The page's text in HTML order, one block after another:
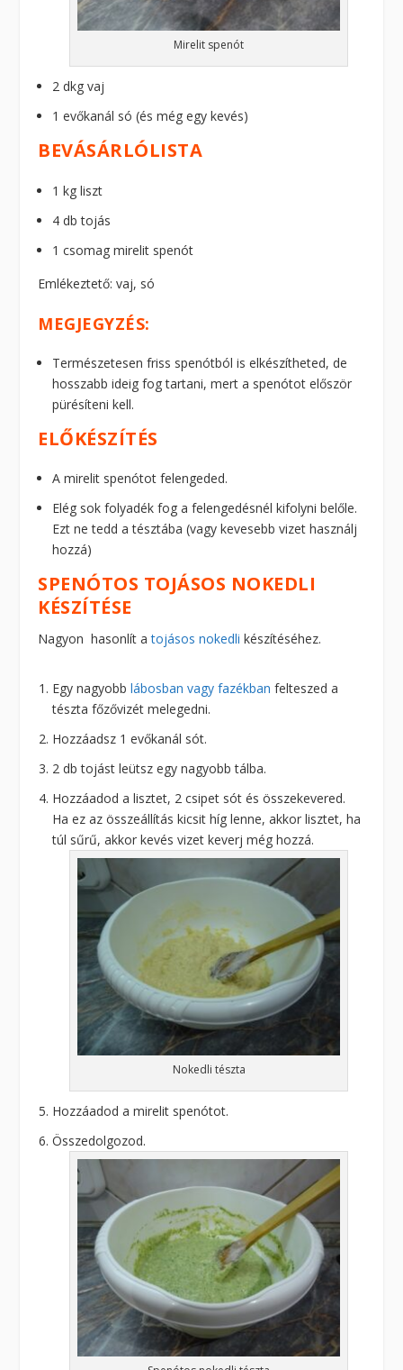
Mirelit spenót
2 dkg vaj
1 evőkanál só (és még egy kevés)
BEVÁSÁRLÓLISTA
1 kg liszt
4 db tojás
1 csomag mirelit spenót
Emlékeztető: vaj, só
MEGJEGYZÉS:
Természetesen friss spenótból is elkészítheted, de
hosszabb ideig fog tartani, mert a spenótot először
pürésíteni kell.
ELŐKÉSZÍTÉS
A mirelit spenótot felengeded.
Elég sok folyadék fog a felengedésnél kifolyni belőle.
Ezt ne tedd a tésztába (vagy kevesebb vizet használj
hozzá)
SPENÓTOS TOJÁSOS NOKEDLI
KÉSZÍTÉSE
Nagyon hasonlít atojásos nokedli készítéséhez.
Egy nagyobblábosban vagy fazékban felteszed a
tészta főzővizét melegedni.
Hozzáadsz 1 evőkanál sót.
2 db tojást leütsz egy nagyobb tálba.
Hozzáadod a lisztet, 2 csipet sót és összekevered.
Ha ez az összeállítás kicsit híg lenne, akkor lisztet, ha
túl sűrű, akkor kevés vizet keverj még hozzá.
Nokedli tészta
Hozzáadod a mirelit spenótot.
Összedolgozod.